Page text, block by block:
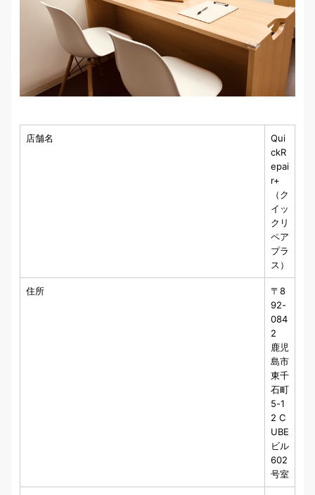
店舗名
Qui
ckR
epai
r+
（ク
イッ
クリ
ペア
プラ
ス）
住所
〒8
92-
084
2
鹿児
島市
東千
石町
5-1
2 C
UBE
ビル
602
号室